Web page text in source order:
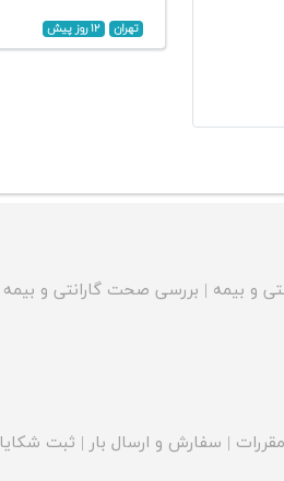
تهران ۱۲ روز پیش
و بیمه | بررسی صحت گارانتی و بیمه
| سفارش و ارسال بار | ثبت